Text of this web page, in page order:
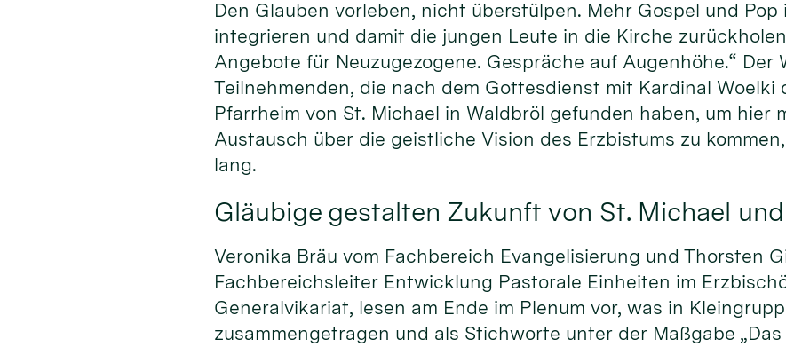
Den Glauben vorleben, nicht überstülpen. Mehr Gospel und Pop
integrieren und damit die jungen Leute in die Kirche
Angebote für Neuzugezogene. Gespräche auf Augenhöhe.“ Der
Teilnehmenden, die nach dem Gottesdienst mit Kardinal Woelki
Pfarrheim von St. Michael in Waldbröl gefunden haben, um hier
Austausch über die geistliche Vision des Erzbistums zu
lang.
Gläubige gestalten Zukunft von St. Michael
Veronika Bräu vom Fachbereich Evangelisierung und Thorsten
Fachbereichsleiter Entwicklung Pastorale Einheiten im
Generalvikariat, lesen am Ende im Plenum vor, was in
zusammengetragen und als Stichworte unter der Maßgabe